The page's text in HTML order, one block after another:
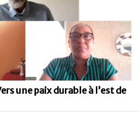
une paix durable à l’est de